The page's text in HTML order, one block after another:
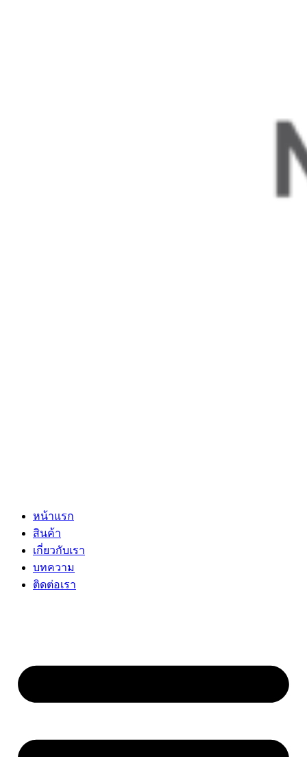
หน้าแรก
สินค้า
เกี่ยวกับเรา
บทความ
ติดต่อเรา